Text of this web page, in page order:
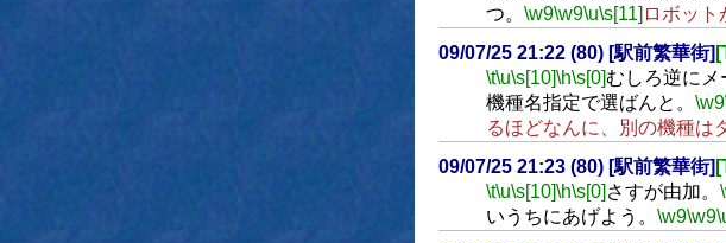
つ。 \w9\w9\u\s[11] ロボット
09/07/25 21:22 (80) [駅前繁華街]
\t\u\s[10]\h\s[0]むしろ逆にメ
機種名指定で選ばんと。 \w9
るほどなんに、別の機種は
09/07/25 21:23 (80) [駅前繁華街]
\t\u\s[10]\h\s[0] さすが由加。
いうちにあげよう。 \w9\w9